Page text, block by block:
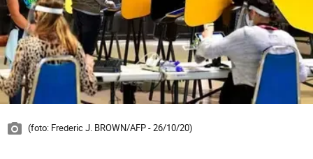
(foto: Frederic J. BROWN/AFP - 26/10/20)